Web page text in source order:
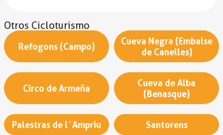
Otros Cicloturismo
Refogons (Campo)
Cueva Negra (Embalse
de Canelles)
Circo de Armeña
Cueva de Alba
(Benasque)
Palestras de l´Ampriu Santorens